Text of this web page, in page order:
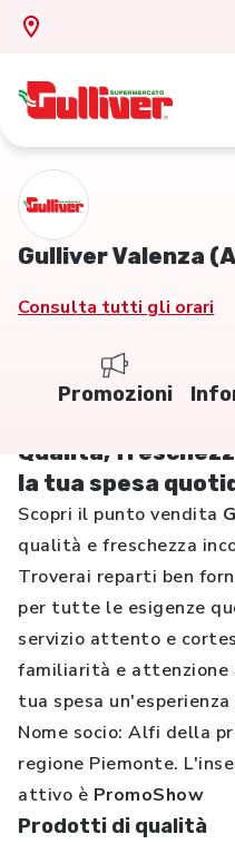
Gulliver Valenza
Consulta tutti gli orari
Promozioni
Qualità,
la tua spesa
Scopri il punto vendita
qualità e freschezza
Troverai reparti ben
per tutte le esigenze
servizio attento e
familiarità e attenzione
tua spesa
Nome socio: Alfi della
regione Piemonte.
attivo è PromoShow
Prodotti di qualità